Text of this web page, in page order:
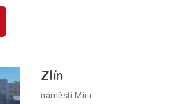
Zlín
náměstí Míru